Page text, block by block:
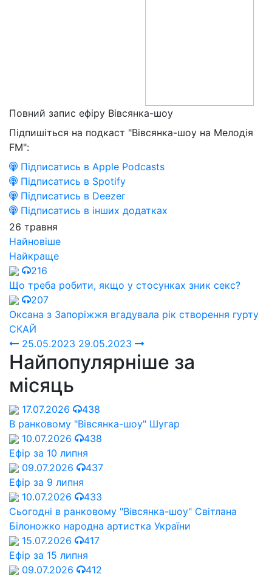
Повний запис ефіру Вівсянка-шоу
Підпишіться на подкаст "Вівсянка-шоу на Мелодія
FM":
Підписатись в Apple Podcasts
Підписатись в Spotify
Підписатись в Deezer
Підписатись в інших додатках
26 травня
Найновіше
Найкраще
216
Що треба робити, якщо у стосунках зник секс?
207
Оксана з Запоріжжя вгадувала рік створення гурту
СКАЙ
25.05.2023 29.05.2023
Найпопулярніше за
місяць
17.07.2026
438
В ранковому "Вівсянка-шоу" Шугар
10.07.2026
438
Ефір за 10 липня
09.07.2026
437
Ефір за 9 липня
10.07.2026
433
Сьогодні в ранковому "Вівсянка-шоу" Cвітлана
Білоножко народна артистка України
15.07.2026
417
Ефір за 15 липня
09.07.2026
412